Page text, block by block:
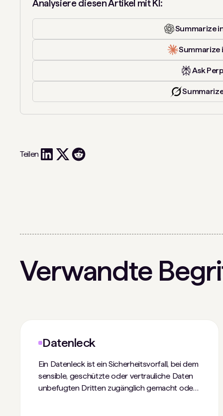
Analysiere diesen Artikel mit KI:
Summarize
Summarize
Ask
Teilen
Verwandte
Datenleck
Ein Datenleck ist ein Sicherheitsvorfall, bei dem
sensible, geschützte oder vertrauliche Daten
unbefugten Dritten zugänglich gemacht oder